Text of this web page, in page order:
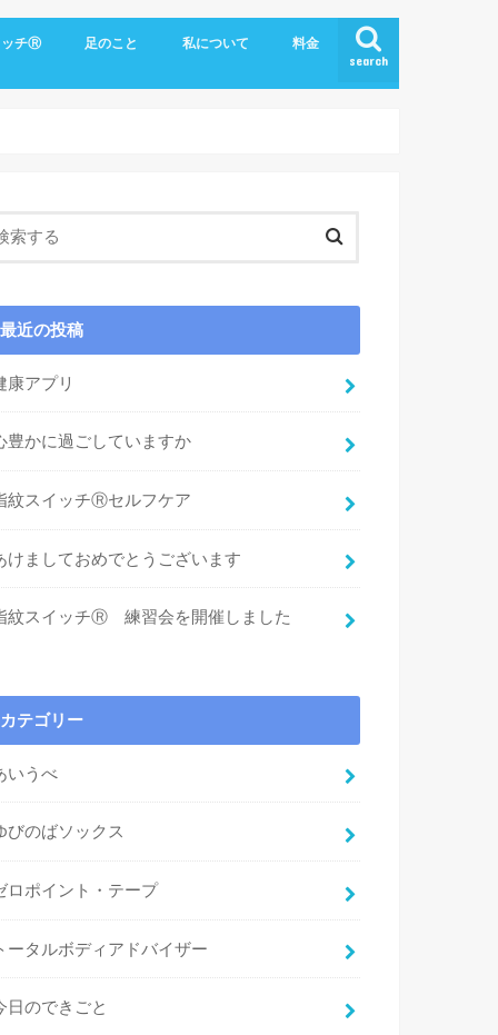
search
ッチⓇ 足のこと 私について 料金
最近の投稿
康アプリ
豊かに過ごしていますか
紋スイッチⓇセルフケア
けましておめでとうございます
紋スイッチⓇ 練習会を開催しました
カテゴリー
いうべ
びのばソックス
ロポイント・テープ
ータルボディアドバイザー
日のできごと